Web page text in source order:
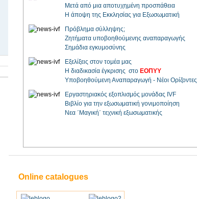
Μετά από μια αποτυχημένη προσπάθεια
Η άποψη της Εκκλησίας για Εξωσωματική
Πρόβλημα σύλληψης;
Ζητήματα υποβοηθούμενης αναπαραγωγής
Σημάδια εγκυμοσύνης
Εξελίξεις στον τομέα μας
Η διαδικασία έγκρισης στο ΕΟΠΥΥ
Υποβοηθούμενη Αναπαραγωγή - Νέοι Ορίζοντες
Εργαστηριακός εξοπλισμός μονάδας IVF
Βιβλίο για την εξωσωματική γονιμοποίηση
Νεα ΄Μαγική΄ τεχνική εξωσωματικής
Online catalogues